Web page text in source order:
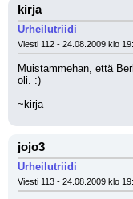
kirja
Urheilutriidi
Viesti 112 - 24.08.2009 klo
Muistammehan, että
oli. :)
~kirja
jojo3
Urheilutriidi
Viesti 113 - 24.08.2009 klo